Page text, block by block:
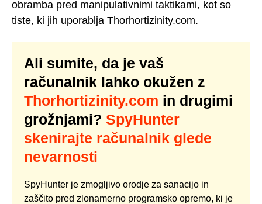
obramba pred manipulativnimi taktikami, kot so
tiste, ki jih uporablja Thorhortizinity.com.
Ali sumite, da je vaš
računalnik lahko okužen z
Thorhortizinity.com in drugimi
grožnjami? SpyHunter
skenirajte računalnik glede
nevarnosti
SpyHunter je zmogljivo orodje za sanacijo in
zaščito pred zlonamerno programsko opremo, ki je